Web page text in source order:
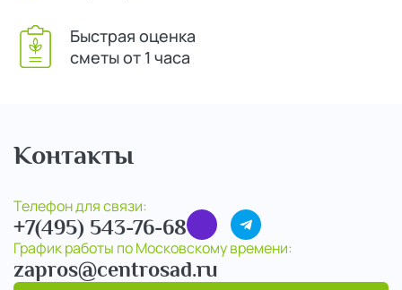
Быстрая оценка
сметы от 1 часа
Контакты
Телефон для связи:
+7(495) 543-76-68
График работы по Московскому времени:
zapros@centrosad.ru